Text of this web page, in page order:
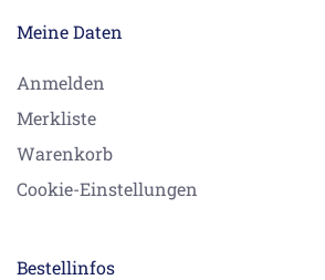
Meine Daten
Anmelden
Merkliste
Warenkorb
Cookie-Einstellungen
Bestellinfos